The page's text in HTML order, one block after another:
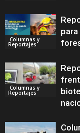
Columnas y
Reportajes
Columnas y
Reportajes